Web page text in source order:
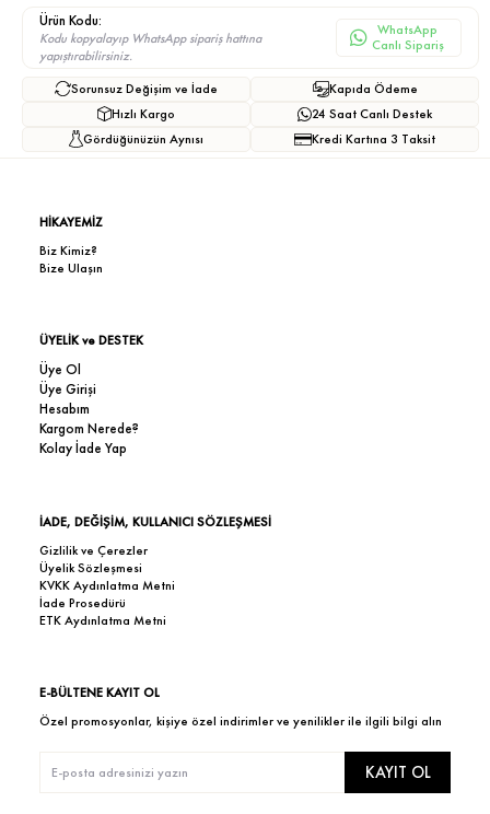
Ürün Kodu:
Kodu kopyalayıp WhatsApp sipariş hattına
yapıştırabilirsiniz.
WhatsApp
Canlı Sipariş
Sorunsuz Değişim ve İade
Hızlı Kargo
Gördüğünüzün Aynısı
Kapıda Ödeme
24 Saat Canlı Destek
Kredi Kartına 3 Taksit
HİKAYEMİZ
Biz Kimiz?
Bize Ulaşın
ÜYELİK ve DESTEK
Üye Ol
Üye Girişi
Hesabım
Kargom Nerede?
Kolay İade Yap
İADE, DEĞİŞİM, KULLANICI SÖZLEŞMESİ
Gizlilik ve Çerezler
Üyelik Sözleşmesi
KVKK Aydınlatma Metni
İade Prosedürü
ETK Aydınlatma Metni
E-BÜLTENE KAYIT OL
Özel promosyonlar, kişiye özel indirimler ve yenilikler ile ilgili bilgi alın
KAYIT OL